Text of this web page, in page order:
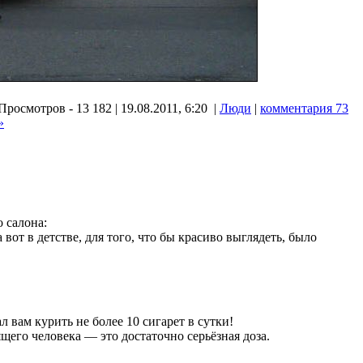
- 13 182 | 19.08.2011, 6:20 | Люди | комментария 73
салона:
в детстве, для того, что бы красиво выглядеть, было
курить не более 10 сигарет в сутки!
человека — это достаточно серьёзная доза.